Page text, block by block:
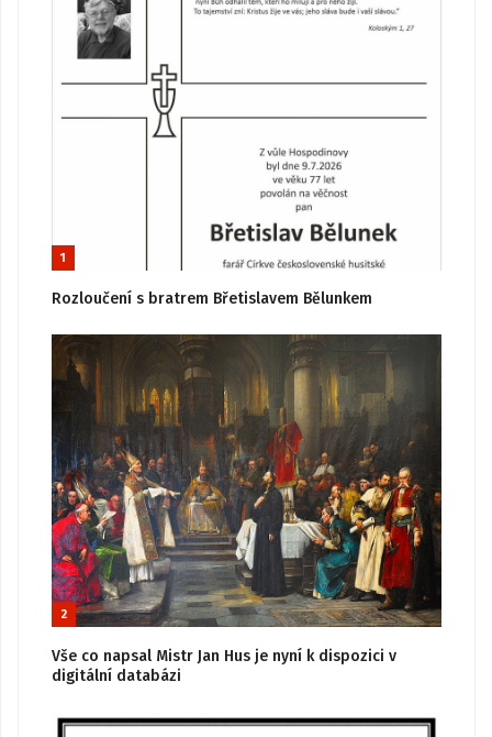
1
Rozloučení s bratrem Břetislavem Bělunkem
2
Vše co napsal Mistr Jan Hus je nyní k dispozici v
digitální databázi